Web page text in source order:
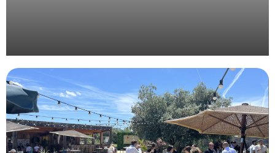
Organisation évènementielle du Grand Prix de
l’Union de la Publicité Extérieure